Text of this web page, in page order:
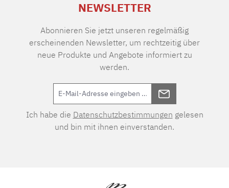
NEWSLETTER
Abonnieren Sie jetzt unseren regelmäßig
erscheinenden Newsletter, um rechtzeitig über
neue Produkte und Angebote informiert zu
werden.
Ich habe die Datenschutzbestimmungen gelesen
und bin mit ihnen einverstanden.